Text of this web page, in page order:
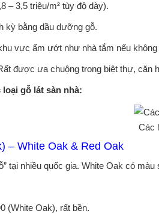
– 3,5 triệu/m² tùy độ dày).
kỳ bằng dầu dưỡng gỗ.
vực ẩm ướt như nhà tắm nếu không
được ưa chuộng trong biệt thự, căn
loại gỗ lát sàn nhà:
Các
– White Oak & Red Oak
tại nhiều quốc gia. White Oak có
(White Oak), rất bền.